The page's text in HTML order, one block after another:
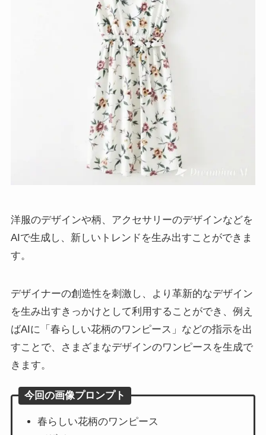
洋服のデザインや柄、アクセサリーのデザインなどを
AIで生成し、新しいトレンドを生み出すことができま
す。
デザイナーの創造性を刺激し、より革新的なデザイン
を生み出すきっかけとして利用することができ、例え
ばAIに「春らしい花柄のワンピース」などの指示を出
すことで、さまざまなデザインのワンピースを生成で
きます。
今回の画像プロンプト
春らしい花柄のワンピース